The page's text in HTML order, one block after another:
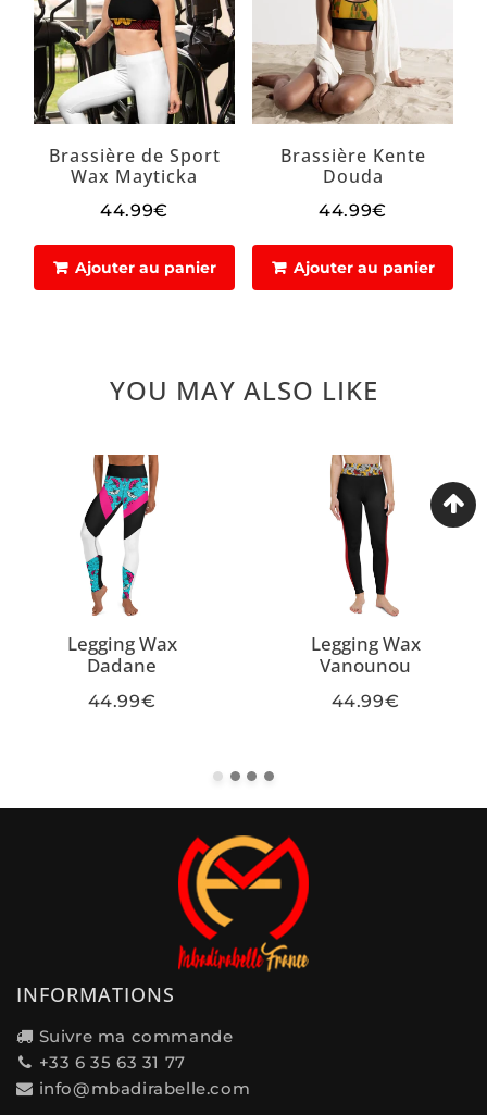
Brassière de Sport
Wax Mayticka
Prix
44.99€
Ajouter au panier
Brassière Kente
Douda
Prix
44.99€
Ajouter au panier
YOU MAY ALSO LIKE
Legging Wax
Dadane
44.99€
Legging Wax
Vanounou
44.99€
INFORMATIONS
Suivre ma commande
+33 6 35 63 31 77
info@mbadirabelle.com